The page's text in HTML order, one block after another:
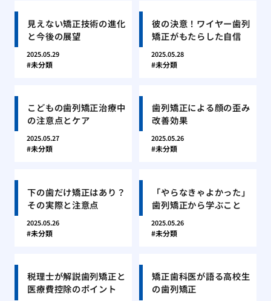
見えない矯正技術の進化
と今後の展望
2025.05.29
未分類
彼の決意！ワイヤー歯列
矯正がもたらした自信
2025.05.28
未分類
こどもの歯列矯正治療中
の注意点とケア
2025.05.27
未分類
歯列矯正による顔の歪み
改善効果
2025.05.26
未分類
下の歯だけ矯正はあり？
その実際と注意点
2025.05.26
未分類
「やらなきゃよかった」
歯列矯正から学ぶこと
2025.05.26
未分類
税理士が解説歯列矯正と
医療費控除のポイント
矯正歯科医が語る高校生
の歯列矯正